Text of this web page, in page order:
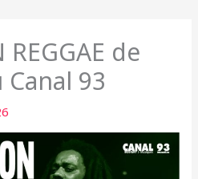
REGGAE de
Canal 93